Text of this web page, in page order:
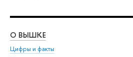
О ВЫШКЕ
Цифры и факты